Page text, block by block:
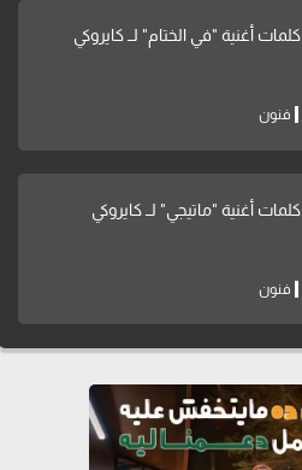
كلمات أغنية "في الختام" لــ كايروكي
فنون
كلمات أغنية "ماتيجي" لــ كايروكي
فنون